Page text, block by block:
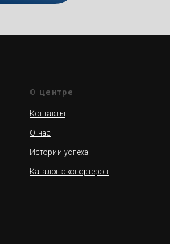
О центре
Контакты
О нас
Истории успеха
Каталог экспортеров